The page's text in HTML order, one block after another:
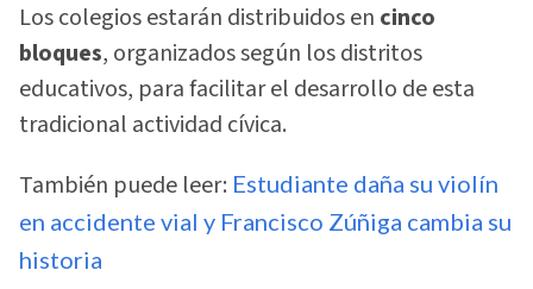
Los colegios estarán distribuidos en cinco
bloques, organizados según los distritos
educativos, para facilitar el desarrollo de esta
tradicional actividad cívica.
También puede leer: Estudiante daña su violín
en accidente vial y Francisco Zúñiga cambia su
historia